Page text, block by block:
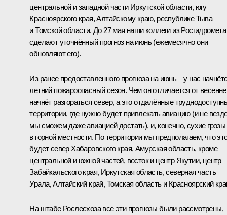
центральной и западной части Иркутской области, югу
Красноярского края, Алтайскому краю, республике Тыва
и Томской области. До 27 мая наши коллеги из Росгидромета
сделают уточнённый прогноз на июнь (ежемесячно они
обновляют его).
Из ранее предоставленного прогноза на июнь – у нас
летний пожароопасный сезон. Чем он отличается от
начнёт разгораться север, а это отдалённые
территории, где нужно будет привлекать авиацию (и не
мы сможем даже авиацией достать), и, конечно, сухие грозы
в горной местности. По территории мы предполагаем, что
будет север Хабаровского края, Амурская область, кроме
центральной и южной частей, восток и центр Якутии, центр
Забайкальского края, Иркутская область, северная часть
Урала, Алтайский край, Томская область и Красноярский
На штабе Рослесхоза все эти прогнозы были рассмотрены,